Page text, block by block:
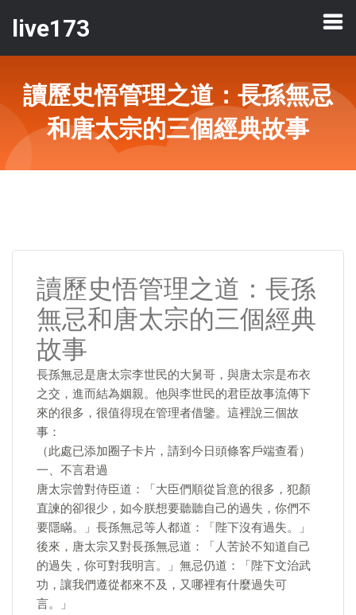
live173
讀歷史悟管理之道：長孫無忌
和唐太宗的三個經典故事
讀歷史悟管理之道：長孫
無忌和唐太宗的三個經典
故事
長孫無忌是唐太宗李世民的大舅哥，與唐太宗是布衣
之交，進而結為姻親。他與李世民的君臣故事流傳下
來的很多，很值得現在管理者借鑒。這裡說三個故
事：
（此處已添加圈子卡片，請到今日頭條客戶端查看）
一、不言君過
唐太宗曾對侍臣道：「大臣們順從旨意的很多，犯顏
直諫的卻很少，如今朕想要聽聽自己的過失，你們不
要隱瞞。」長孫無忌等人都道：「陛下沒有過失。」
後來，唐太宗又對長孫無忌道：「人苦於不知道自己
的過失，你可對我明言。」無忌仍道：「陛下文治武
功，讓我們遵從都來不及，又哪裡有什麼過失可
言。」